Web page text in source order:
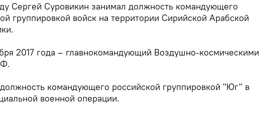
Сергей Суровикин занимал должность командующего
группировкой войск на территории Сирийской Арабской
2017 года – главнокомандующий Воздушно-космическими
командующего российской группировкой "Юг" в
военной операции.